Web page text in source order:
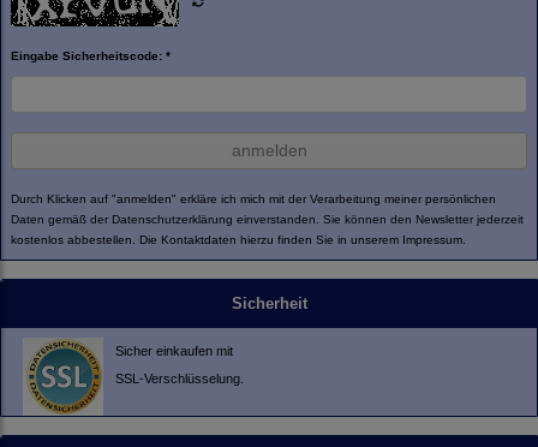
Eingabe Sicherheitscode: *
anmelden
Durch Klicken auf "anmelden" erkläre ich mich mit der Verarbeitung meiner persönlichen
Daten gemäß der Datenschutzerklärung einverstanden. Sie können den Newsletter jederzeit
kostenlos abbestellen. Die Kontaktdaten hierzu finden Sie in unserem Impressum.
Sicherheit
Sicher einkaufen mit
SSL-Verschlüsselung.